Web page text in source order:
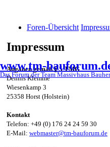
www.tm-
Das Forum der Team Massivhaus
Foren-Übersicht
Impressum
Angaben gemäß § 5 TMG
Dennis Klemme
Wiesenkamp 3
25358 Horst (Holstein)
Kontakt
Telefon: +49 (0) 176 24 24 59 30
E-Mail: webmaster@tm-bauforum.de